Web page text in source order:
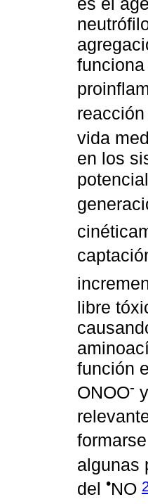
reacción
vida
en los
libre
función
ONOO-
algunas
del •NO